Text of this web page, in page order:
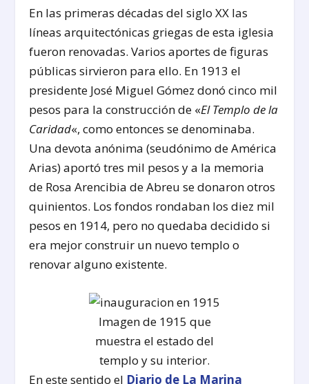
En las primeras décadas del siglo XX las
líneas arquitectónicas griegas de esta iglesia
fueron renovadas. Varios aportes de figuras
públicas sirvieron para ello. En 1913 el
presidente José Miguel Gómez donó cinco mil
pesos para la construcción de «El Templo de la
Caridad«, como entonces se denominaba.
Una devota anónima (seudónimo de América
Arias) aportó tres mil pesos y a la memoria
de Rosa Arencibia de Abreu se donaron otros
quinientos. Los fondos rondaban los diez mil
pesos en 1914, pero no quedaba decidido si
era mejor construir un nuevo templo o
renovar alguno existente.
Imagen de 1915 que
muestra el estado del
templo y su interior.
En este sentido el Diario de La Marina